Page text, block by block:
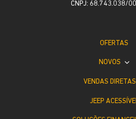
CNPJ: 68.743.038/
OFERTAS
NOVOS
VENDAS DIRETAS
JEEP